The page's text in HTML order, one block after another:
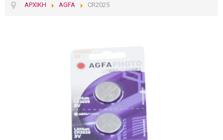
ΑΡΧΙΚΉ AGFA CR2025